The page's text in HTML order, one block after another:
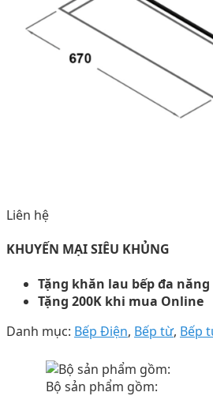
Liên hệ
KHUYẾN MẠI SIÊU KHỦNG
Tặng khăn lau bếp đa năng
Tặng 200K khi mua Online
Danh mục: Bếp Điện, Bếp từ, Bếp
Bộ sản phẩm gồm: